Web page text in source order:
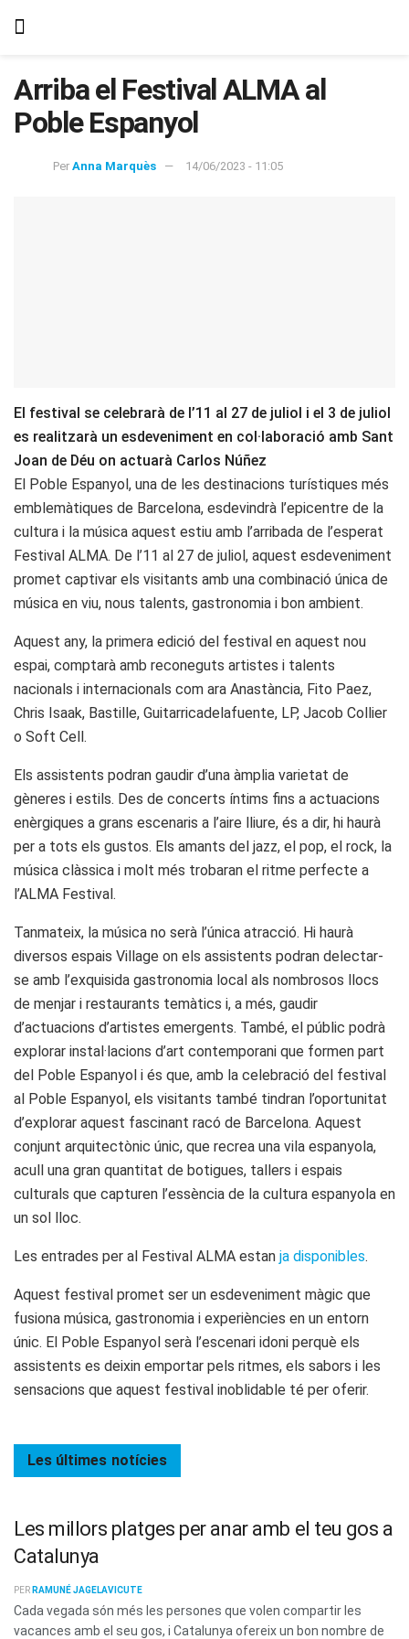
Arriba el Festival ALMA al
Poble Espanyol
Per Anna Marquès 14/06/2023 - 11:05
El festival se celebrarà de l’11 al 27 de juliol i el 3 de juliol
es realitzarà un esdeveniment en col·laboració amb Sant
Joan de Déu on actuarà Carlos Núñez
El Poble Espanyol, una de les destinacions turístiques més
emblemàtiques de Barcelona, ​​esdevindrà l’epicentre de la
cultura i la música aquest estiu amb l’arribada de l’esperat
Festival ALMA. De l’11 al 27 de juliol, aquest esdeveniment
promet captivar els visitants amb una combinació única de
música en viu, nous talents, gastronomia i bon ambient.
Aquest any, la primera edició del festival en aquest nou
espai, comptarà amb reconeguts artistes i talents
nacionals i internacionals com ara Anastància, Fito Paez,
Chris Isaak, Bastille, Guitarricadelafuente, LP, Jacob Collier
o Soft Cell.
Els assistents podran gaudir d’una àmplia varietat de
gèneres i estils. Des de concerts íntims fins a actuacions
enèrgiques a grans escenaris a l’aire lliure, és a dir, hi haurà
per a tots els gustos. Els amants del jazz, el pop, el rock, la
música clàssica i molt més trobaran el ritme perfecte a
l’ALMA Festival.
Tanmateix, la música no serà l’única atracció. Hi haurà
diversos espais Village on els assistents podran delectar-
se amb l’exquisida gastronomia local als nombrosos llocs
de menjar i restaurants temàtics i, a més, gaudir
d’actuacions d’artistes emergents. També, el públic podrà
explorar instal·lacions d’art contemporani que formen part
del Poble Espanyol i és que, amb la celebració del festival
al Poble Espanyol, els visitants també tindran l’oportunitat
d’explorar aquest fascinant racó de Barcelona. Aquest
conjunt arquitectònic únic, que recrea una vila espanyola,
acull una gran quantitat de botigues, tallers i espais
culturals que capturen l’essència de la cultura espanyola en
un sol lloc.
Les entrades per al Festival ALMA estan ja disponibles.
Aquest festival promet ser un esdeveniment màgic que
fusiona música, gastronomia i experiències en un entorn
únic. El Poble Espanyol serà l’escenari idoni perquè els
assistents es deixin emportar pels ritmes, els sabors i les
sensacions que aquest festival inoblidable té per oferir.
Les últimes notícies
Les millors platges per anar amb el teu gos a
Catalunya
PER RAMUNÉ JAGELAVICUTE
Cada vegada són més les persones que volen compartir les
vacances amb el seu gos, i Catalunya ofereix un bon nombre de